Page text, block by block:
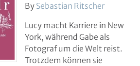
By Sebastian Ritscher
Lucy macht Karriere in New
York, während Gabe als
Fotograf um die Welt reist.
Trotzdem können sie